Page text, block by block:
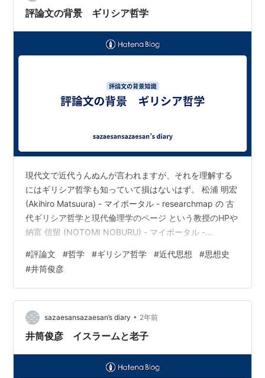
評論文の背景 ギリシア哲学
現代文で近代うんぬんが言われますが、それを理解する
にはギリシア哲学も知っていて損はないはず。 松浦 明宏
(Akihiro Matsuura) - マイポータル - researchmap の 古
代ギリシア哲学と現代倫理学のページ という教授のHPや
納富 信留 (NOTOMI NOBURU) - マイポータル -
究室・『論集』31～ の『論集』37「哲学の普遍性」など
が参考になる。 おまけ 「哲学の普遍性」では井筒俊彦に
も言及。
#評論文 #哲学 #ギリシア哲学 #近代思想 #思想史
#井筒俊彦
sazaesansazaesan’s diary • 2年前
井筒俊彦 イスラームと老子